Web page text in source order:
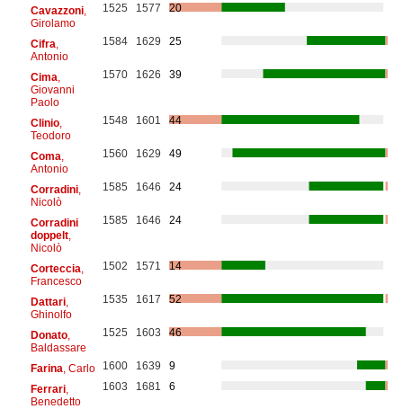
Cavazzoni,
Girolamo
1525 1577 20
Cifra
Antonio
1584 1629 25
Cima
Giovanni
Paolo
1570 1626 39
Clinio,
Teodoro
1548 1601 44
Coma
Antonio
1560 1629 49
Corradini,
Nicolò
1585 1646 24
Corradini
doppelt,
Nicolò
1585 1646 24
Corteccia
Francesco
1502 1571 14
Dattari,
Ghinolfo
1535 1617 52
Donato,
Baldassare
1525 1603 46
Farina , Carlo 1600 1639
9
Ferrari,
Benedetto
1603 1681 6